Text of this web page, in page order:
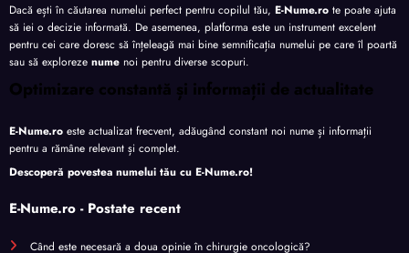
Dacă ești în căutarea numelui perfect pentru copilul tău, E-Nume.ro te poate ajuta
să iei o decizie informată. De asemenea, platforma este un instrument excelent
pentru cei care doresc să înțeleagă mai bine semnificația numelui pe care îl poartă
sau să exploreze nume noi pentru diverse scopuri.
Optimizare constantă și informații de actualitate
E-Nume.ro este actualizat frecvent, adăugând constant noi nume și informații
pentru a rămâne relevant și complet.
Descoperă povestea numelui tău cu E-Nume.ro!
E-Nume.ro - Postate recent
Când este necesară a doua opinie în chirurgie oncologică?